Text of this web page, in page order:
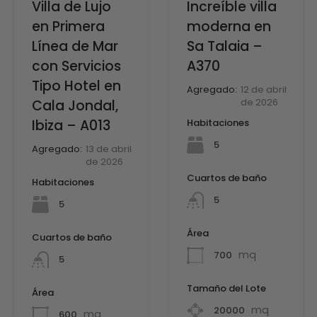
Villa de Lujo
en Primera
Línea de Mar
con Servicios
Tipo Hotel en
Cala Jondal,
Ibiza – A013
Agregado: 13 de abril
de 2026
Habitaciones
5
Cuartos de baño
5
Área
mq
Increíble villa
moderna en
Sa Talaia –
A370
Agregado: 12 de abril
de 2026
Habitaciones
5
Cuartos de baño
5
Área
700 mq
Tamaño del Lote
20000 mq